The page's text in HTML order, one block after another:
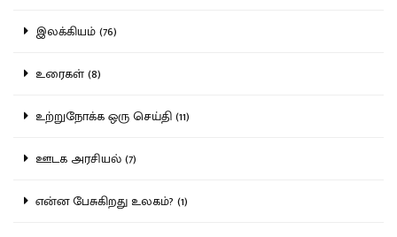
இலக்கியம் (76)
உரைகள் (8)
உற்றுநோக்க ஒரு செய்தி (11)
ஊடக அரசியல் (7)
என்ன பேசுகிறது உலகம்? (1)